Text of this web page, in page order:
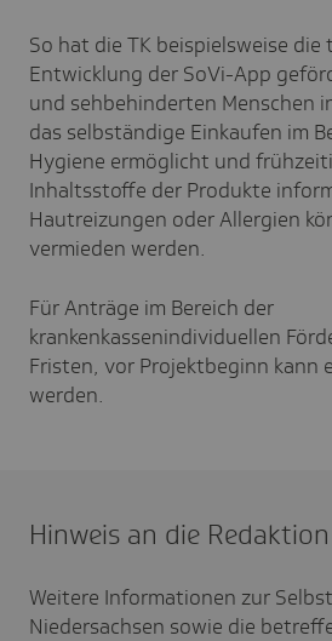
So hat die TK beispielsweise die
Entwicklung der SoVi-App
und sehbehinderten Menschen
das selbständige Einkaufen im
Hygiene ermöglicht und
Inhaltsstoffe der Produkte
Hautreizungen oder Allergien
vermieden werden.
Für Anträge im Bereich der
krankenkassenindividuellen
Fristen, vor Projektbeginn kann
werden.
Hinweis an die Redaktion
Weitere Informationen zur
Niedersachsen sowie die